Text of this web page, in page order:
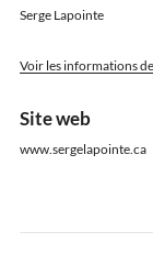
Serge Lapointe
Voir les informations
Site web
www.sergelapointe.ca